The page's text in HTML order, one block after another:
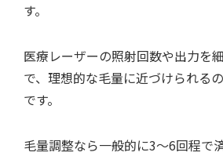
す。
医療レーザーの照射回数や出力を
で、理想的な毛量に近づけられる
です。
毛量調整なら一般的に3〜6回程で